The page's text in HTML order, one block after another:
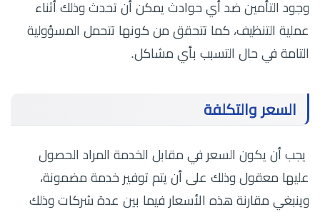
وجود التأمين ضد أي حوادث يمكن أن تحدث وذلك أثناء
عملية التنظيف، كما تتحقق من كونها تتحمل المسؤولية
التامة في حال التسبب بأي مشاكل.
السعر والتكلفة
يجب أن يكون السعر في مقابل الخدمة المراد الحصول
عليها معقول وذلك على أن يتم توفير خدمة مضمونة،
وينبغي مقارنة هذه الأسعار فيما بين عدة شركات وذلك